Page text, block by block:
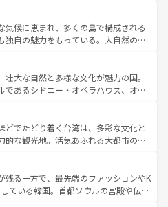
を楽しむこともできる。 なお、新
ンテンツ一覧 を参照してほしい。
、観光、ショッピング、エンターテイ
刺激的なスポットだ。一方、アメリカ
がり、グランドキャニオンやイエロー
ズでは、音楽と美食が融合した独特の
はアメリカの各地域で異なる魅力を楽
様性と豊かな歴史を感じることができ
。 なお、新着のアメリカ
覧を参照してほしい。
気候に恵まれ、多くの島で構成される
独自の魅力をもっている。大自然の神
。また、定番の観光地といえばオアフ
を求めるならマウイ島やカウアイ島が
ドグリーンに輝く海をはじめ、豊かな
で訪れる人々を迎えてくれるハワイの
カルフードやハワイアンミュージッ
ンスなど、すべてがハワイの魅力を彩
お、新着のハワイ情報
参照してほしい。
壮大な自然と多様な文化が魅力の国。
であるシドニー・オペラハウス、オー
央部にそびえるウルル（エアーズロッ
美しい原生林やケアンズの熱帯雨林な
さん。また、カフェやワイン、オージ
ィも充実しており、サーフィンやダイ
など、アウトドア好きにはたまらな
の多彩な魅力を存分に味わいつくそ
どでたどり着く台湾は、多彩な文化と
的な観光地。活気あふれる大都市の台
帯である台湾東部など、都市の喧騒
存しており、訪れる人に新しい発見と
れる。また、奥深い台湾の食文化も魅
残る一方で、最先端のファッションやK
ている韓国。首都ソウルの宮殿や伝統